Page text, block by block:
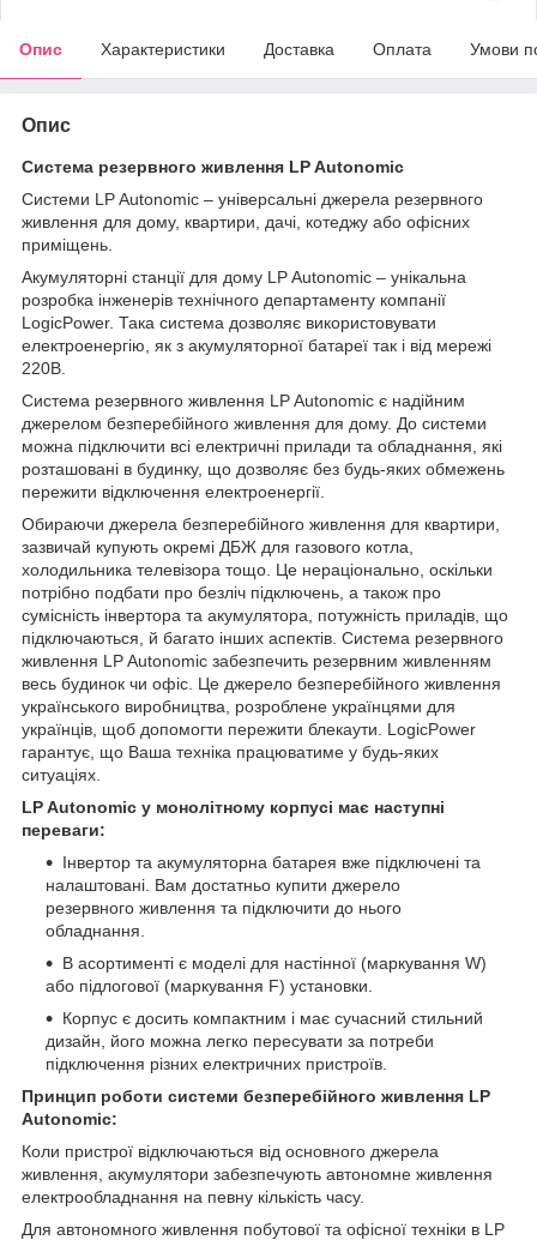
Опис Характеристики Доставка Оплата Умови
Опис
Система резервного живлення LP Autonomic
Системи LP Autonomic – універсальні джерела резервного
живлення для дому, квартири, дачі, котеджу або офісних
приміщень.
Акумуляторні станції для дому LP Autonomic – унікальна
розробка інженерів технічного департаменту компанії
LogicPower. Така система дозволяє використовувати
електроенергію, як з акумуляторної батареї так і від мережі
220В.
Система резервного живлення LP Autonomic є надійним
джерелом безперебійного живлення для дому. До системи
можна підключити всі електричні прилади та обладнання, які
розташовані в будинку, що дозволяє без будь-яких обмежень
пережити відключення електроенергії.
Обираючи джерела безперебійного живлення для квартири,
зазвичай купують окремі ДБЖ для газового котла,
холодильника телевізора тощо. Це нераціонально, оскільки
потрібно подбати про безліч підключень, а також про
сумісність інвертора та акумулятора, потужність приладів, що
підключаються, й багато інших аспектів. Система резервного
живлення LP Autonomic забезпечить резервним живленням
весь будинок чи офіс. Це джерело безперебійного живлення
українського виробництва, розроблене українцями для
українців, щоб допомогти пережити блекаути. LogicPower
гарантує, що Ваша техніка працюватиме у будь-яких
ситуаціях.
LP Autonomic у монолітному корпусі має наступні
переваги:
Інвертор та акумуляторна батарея вже підключені та
налаштовані. Вам достатньо купити джерело
резервного живлення та підключити до нього
обладнання.
В асортименті є моделі для настінної (маркування W)
або підлогової (маркування F) установки.
Корпус є досить компактним і має сучасний стильний
дизайн, його можна легко пересувати за потреби
підключення різних електричних пристроїв.
Принцип роботи системи безперебійного живлення LP
Autonomic:
Коли пристрої відключаються від основного джерела
живлення, акумулятори забезпечують автономне живлення
електрообладнання на певну кількість часу.
Для автономного живлення побутової та офісної техніки в LP